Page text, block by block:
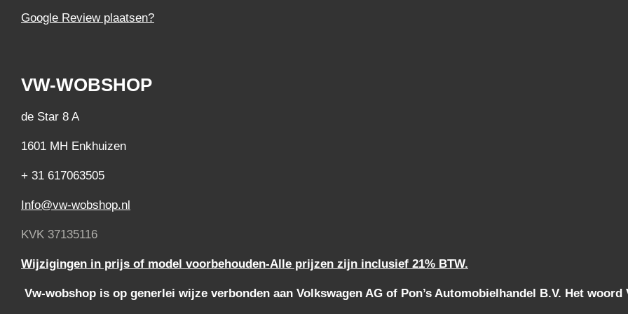
Google Review plaatsen?
VW-WOBSHOP
de Star 8 A
1601 MH Enkhuizen
+ 31 617063505
Info@vw-wobshop.nl
KVK 37135116
Wijzigingen in prijs of model voorbehouden-Alle prijzen zijn inclusief 21% BTW.
Vw-wobshop is op generlei wijze verbonden aan Volkswagen AG of Pon’s Automobielhandel B.V. Het